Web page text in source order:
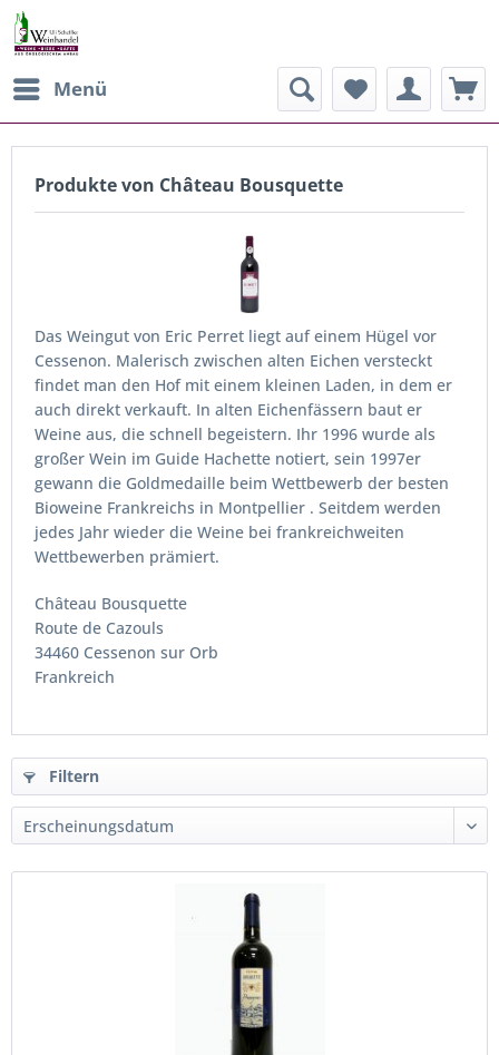
Menü
Produkte von Château Bousquette
Das Weingut von Eric Perret liegt auf einem Hügel vor
Cessenon. Malerisch zwischen alten Eichen versteckt
findet man den Hof mit einem kleinen Laden, in dem er
auch direkt verkauft. In alten Eichenfässern baut er
Weine aus, die schnell begeistern. Ihr 1996 wurde als
großer Wein im Guide Hachette notiert, sein 1997er
gewann die Goldmedaille beim Wettbewerb der besten
Bioweine Frankreichs in Montpellier . Seitdem werden
jedes Jahr wieder die Weine bei frankreichweiten
Wettbewerben prämiert.
Château Bousquette
Route de Cazouls
34460 Cessenon sur Orb
Frankreich
Filtern